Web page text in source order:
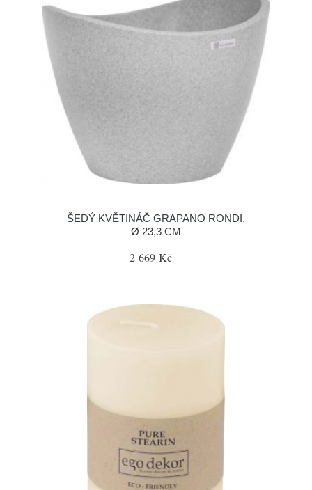
ŠEDÝ KVĚTINÁČ GRAPANO RONDI,
Ø 23,3 CM
2 669 Kč